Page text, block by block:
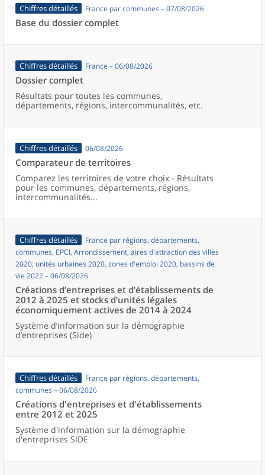
Chiffres détaillés France par communes – 07/08/2026
Base du dossier complet
Chiffres détaillés France – 06/08/2026
Dossier complet
Résultats pour toutes les communes,
départements, régions, intercommunalités, etc.
Chiffres détaillés 06/08/2026
Comparateur de territoires
Comparez les territoires de votre choix - Résultats
pour les communes, départements, régions,
intercommunalités...
Chiffres détaillés
France par régions, départements,
communes, EPCI, Arrondissement, aires d'attraction des villes
2020, unités urbaines 2020, zones d'emploi 2020, bassins de
vie 2022 – 06/08/2026
Créations d’entreprises et d’établissements de
2012 à 2025 et stocks d’unités légales
économiquement actives de 2014 à 2024
Système d’information sur la démographie
d’entreprises (Side)
Chiffres détaillés
France par régions, départements,
communes – 06/08/2026
Créations d'entreprises et d'établissements
entre 2012 et 2025
Système d'information sur la démographie
d'entreprises SIDE